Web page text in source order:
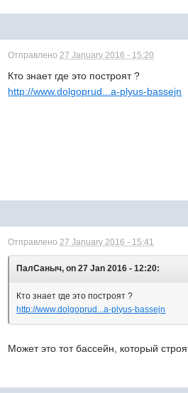
Отправлено27 January 2016 - 15:20
Кто знает где это построят ?
http://www.dolgoprud...a-plyus-bassejn
Отправлено27 January 2016 - 15:41
ПалСаныч, on 27 Jan 2016 - 12:20:
Кто знает где это построят ?
http://www.dolgoprud...a-plyus-bassejn
Может это тот бассейн, который